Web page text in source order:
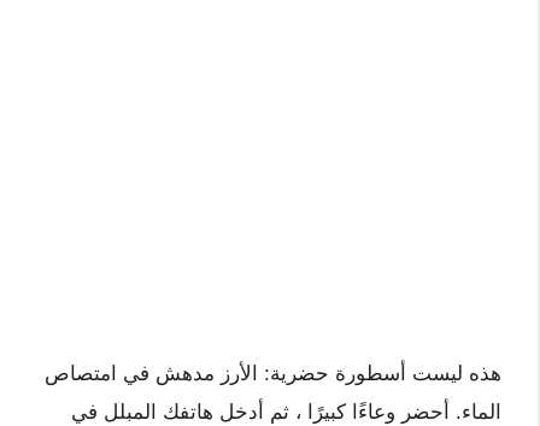
هذه ليست أسطورة حضرية: الأرز مدهش في امتصاص
الماء. أحضر وعاءًا كبيرًا ، ثم أدخل هاتفك المبلل في